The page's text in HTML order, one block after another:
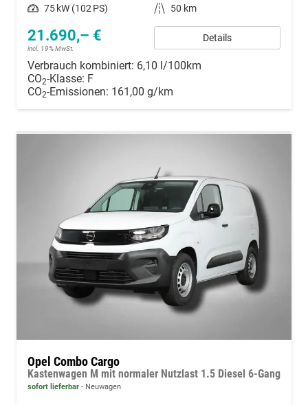
Leistung 75 kW (102 PS) Kilometerstand 50 km
21.690,– €
incl. 19% MwSt.
Details
Verbrauch kombiniert: 6,10 l/100km
CO2-Klasse: F
CO2-Emissionen: 161,00 g/km
Opel Combo Cargo
Kastenwagen M mit normaler Nutzlast 1.5 Diesel 6-Gang
sofort lieferbar Neuwagen